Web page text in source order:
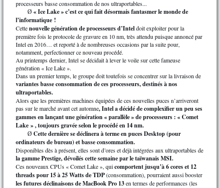
processeurs basse consommation de nos ultraportables...
Ø « Ice Lake » c’est ce qui fait désormais fantasmer le monde de
l’informatique !
Cettenouvelle génération de processeurs d’Inteldoit exploiter pour la
première fois le protocole de gravure en 10 nm, très attendu puisque annoncé par
Intel en 2016… et reporté à de nombreuses occasions par la suite pour,
notamment, perfectionner ce nouveau procédé.
Au printemps dernier, Intel se décidait à lever le voile sur cette fameuse
génération « Ice Lake ».
Dans un premier temps, le groupe doit toutefois se concentrer sur la livraison de
variantes basse consommation de ces processeurs, destinés à nos
ultraportables.
Alors que les premières machines équipées de ces nouvelles puces n’arriveront
pas sur le marché avant cet automne, Intel a décidé de complexifier un peu ses
gammes en lançant une génération « parallèle » de processeurs : « Comet
Lake » , toujours gravée selon le procédé en 14 nm.
Ø Cette dernière se déclinera à terme en puces Desktop (pour
ordinateurs de bureau) et basse consommation.
Disponibles dès à présent, elles sont d’ores et déjà intégrées aux ultraportables de
la gamme Prestige, dévoilés cette semaine par le taïwanais MSI.
Ces nouveaux CPUs « Comet Lake », quicomportent jusqu’à 6 cores et 12
threads pour 15 à 25 Watts de TDP(consommation), pourraient aussi booster
les futures déclinaisons de MacBook Pro 13en termes de performances (les